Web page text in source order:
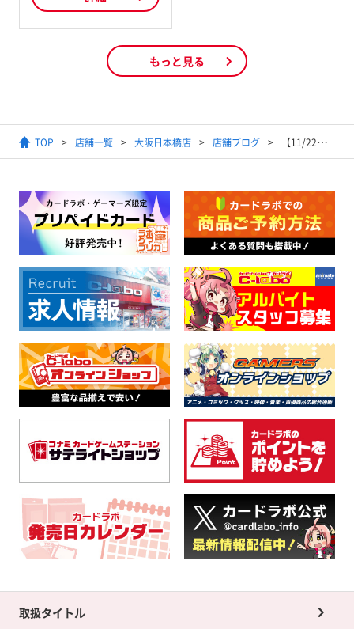
もっと見る
TOP 店舗一覧 大阪日本橋店 店舗ブログ 【11/22更新】ポケカ高レアリティピックアップ買取情報
取扱タイトル